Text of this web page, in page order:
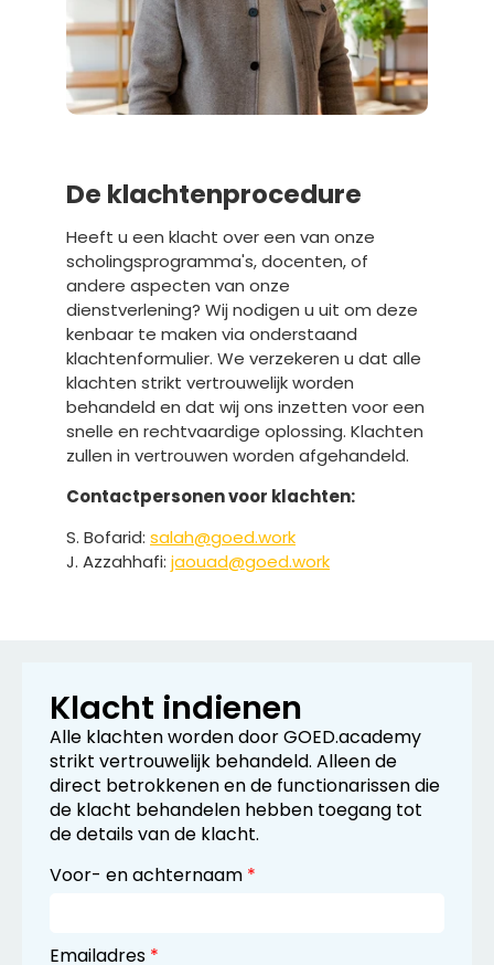
De klachtenprocedure
Heeft u een klacht over een van onze
scholingsprogramma's, docenten, of
andere aspecten van onze
dienstverlening? Wij nodigen u uit om deze
kenbaar te maken via onderstaand
klachtenformulier. We verzekeren u dat alle
klachten strikt vertrouwelijk worden
behandeld en dat wij ons inzetten voor een
snelle en rechtvaardige oplossing. Klachten
zullen in vertrouwen worden afgehandeld.
Contactpersonen voor klachten:
S. Bofarid: salah@goed.work
J. Azzahhafi: jaouad@goed.work
Klacht indienen
Alle klachten worden door GOED.academy
strikt vertrouwelijk behandeld. Alleen de
direct betrokkenen en de functionarissen die
de klacht behandelen hebben toegang tot
de details van de klacht.
Voor- en achternaam *
Emailadres *